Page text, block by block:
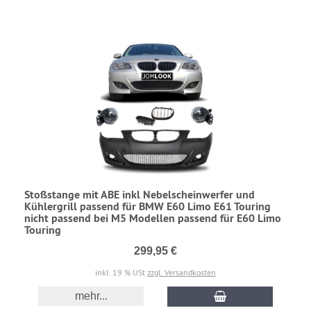
Stoßstange mit ABE inkl Nebelscheinwerfer und
Kühlergrill passend für BMW E60 Limo E61 Touring
nicht passend bei M5 Modellen passend für E60 Limo
Touring
299,95 €
inkl. 19 % USt zzgl. Versandkosten
mehr...